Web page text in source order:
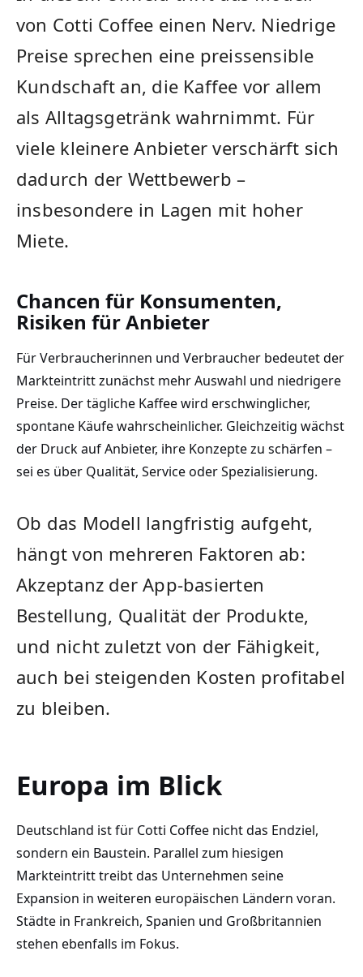
von Cotti Coffee einen Nerv. Niedrige
Preise sprechen eine preissensible
Kundschaft an, die Kaffee vor allem
als Alltagsgetränk wahrnimmt. Für
viele kleinere Anbieter verschärft sich
dadurch der Wettbewerb –
insbesondere in Lagen mit hoher
Miete.
Chancen für Konsumenten,
Risiken für Anbieter
Für Verbraucherinnen und Verbraucher bedeutet der
Markteintritt zunächst mehr Auswahl und niedrigere
Preise. Der tägliche Kaffee wird erschwinglicher,
spontane Käufe wahrscheinlicher. Gleichzeitig wächst
der Druck auf Anbieter, ihre Konzepte zu schärfen –
sei es über Qualität, Service oder Spezialisierung.
Ob das Modell langfristig aufgeht,
hängt von mehreren Faktoren ab:
Akzeptanz der App-basierten
Bestellung, Qualität der Produkte,
und nicht zuletzt von der Fähigkeit,
auch bei steigenden Kosten profitabel
zu bleiben.
Europa im Blick
Deutschland ist für Cotti Coffee nicht das Endziel,
sondern ein Baustein. Parallel zum hiesigen
Markteintritt treibt das Unternehmen seine
Expansion in weiteren europäischen Ländern voran.
Städte in Frankreich, Spanien und Großbritannien
stehen ebenfalls im Fokus.